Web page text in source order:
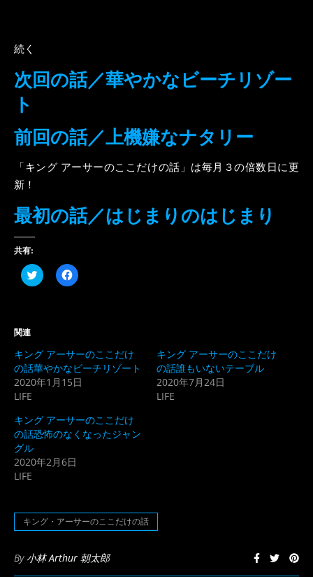
続く
次回の話／華やかなビーチリゾー
ト
前回の話／上機嫌なナタリー
「キング アーサーのここだけの話」は毎月３の倍数日に更
新！
最初の話／はじまりのはじまり
共有:
ク
リ
有
(新
し
い
ウ
ド
ウ
で
き
ま
Facebook
で
リ
ッ
ク
し
て
さ
い
(新
い
ウ
で
開
き
関連
キング アーサーのここだけ
の話華やかなビーチリゾート
2020年1月15日
LIFE
キング アーサーのここだけ
の話誰もいないテーブル
2020年7月24日
LIFE
キング アーサーのここだけ
の話恐怖のなくなったジャン
グル
2020年2月6日
LIFE
キング・アーサーのここだけの話
By 小林 Arthur 朝太郎